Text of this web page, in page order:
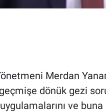
Merdan
dönük gezi
ve